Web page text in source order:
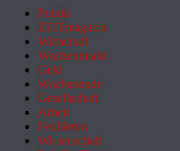
Politik
ZEITmagazin
Wirtschaft
Wochenmarkt
Geld
Wochenende
Gesellschaft
Arbeit
Feuilleton
Wissenschaft